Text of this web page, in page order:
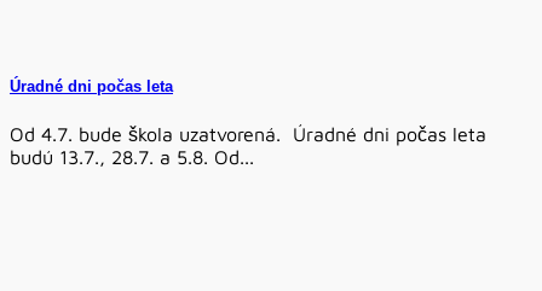
Úradné dni počas leta
Od 4.7. bude škola uzatvorená. Úradné dni počas leta
budú 13.7., 28.7. a 5.8. Od...